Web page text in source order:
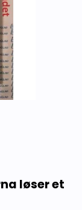
løser et